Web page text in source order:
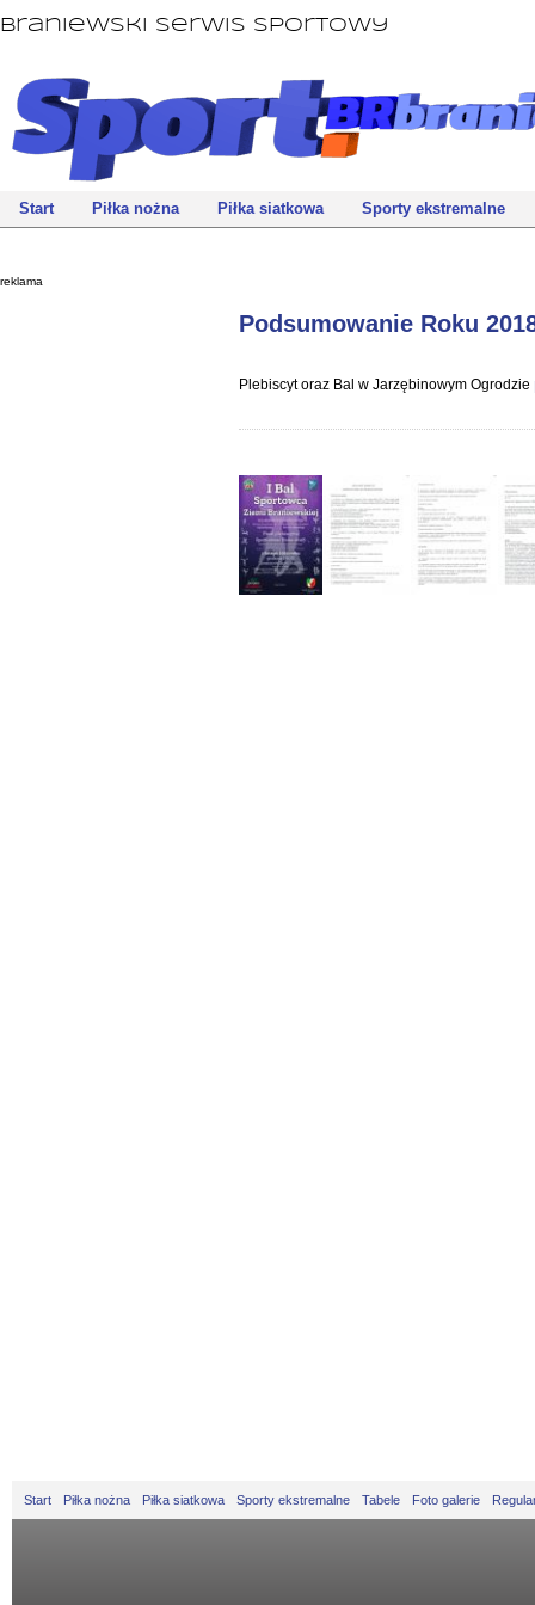
Braniewski Serwis Sportowy
Start Piłka nożna Piłka siatkowa Sporty ekstremalne
reklama
Podsumowanie Roku
Plebiscyt oraz Bal w Jarzębinowym Ogrodzie
Start Piłka nożna Piłka siatkowa Sporty ekstremalne Tabele Foto galerie